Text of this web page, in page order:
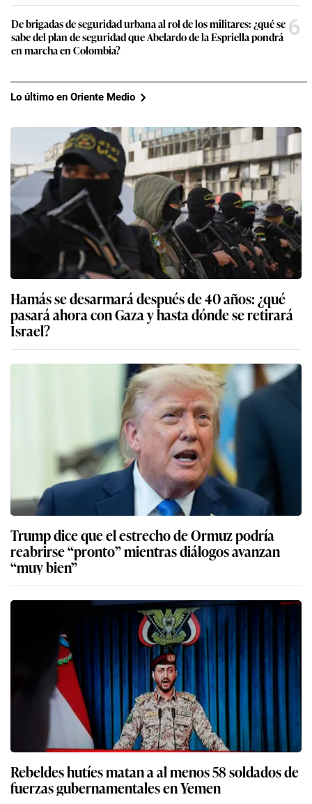
De brigadas de seguridad urbana al rol de los militares: ¿qué se
sabe del plan de seguridad que Abelardo de la Espriella pondrá
en marcha en Colombia?
6
Lo último en Oriente Medio
Hamás se desarmará después de 40 años: ¿qué
pasará ahora con Gaza y hasta dónde se retirará
Israel?
Trump dice que el estrecho de Ormuz podría
reabrirse “pronto” mientras diálogos avanzan
“muy bien”
Rebeldes hutíes matan a al menos 58 soldados de
fuerzas gubernamentales en Yemen